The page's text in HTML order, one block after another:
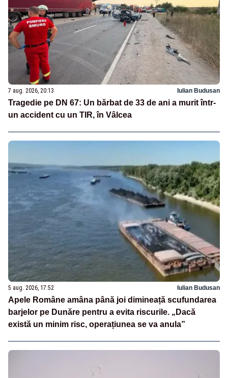
7 aug. 2026, 20:13 Iulian Budusan
Tragedie pe DN 67: Un bărbat de 33 de ani a murit într-
un accident cu un TIR, în Vâlcea
5 aug. 2026, 17:52 Iulian Budusan
Apele Române amâna până joi dimineață scufundarea
barjelor pe Dunăre pentru a evita riscurile. „Dacă
există un minim risc, operațiunea se va anula”